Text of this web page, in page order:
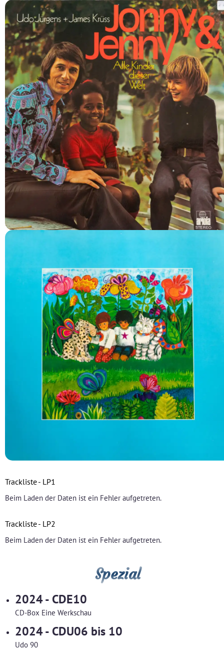
Trackliste - LP1
Beim Laden der Daten ist ein Fehler aufgetreten.
Trackliste - LP2
Beim Laden der Daten ist ein Fehler aufgetreten.
Spezial
2024 - CDE10
CD-Box Eine Werkschau
2024 - CDU06 bis 10
Udo 90